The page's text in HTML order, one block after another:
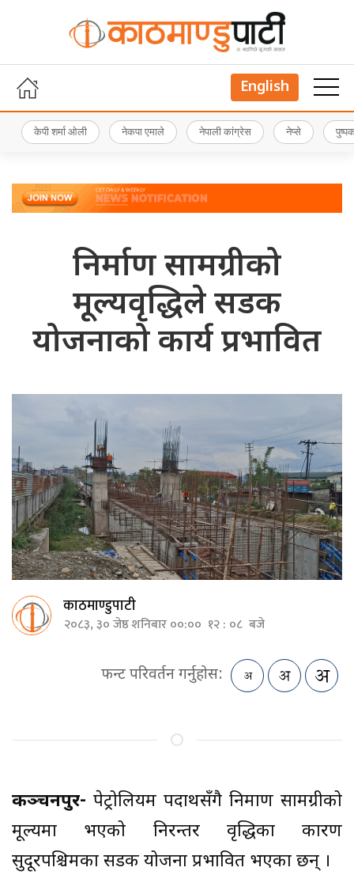
English
केपी शर्मा ओली नेकपा एमाले नेपाली कांग्रेस नेप्से
निर्माण सामग्रीको
मूल्यवृद्धिले सडक
योजनाको कार्य प्रभावित
काठमाण्डुपाटी
२०८३, ३० जेष्ठ शनिबार ००:०० १२ : ०८ बजे
फन्ट परिवर्तन गर्नुहोस:
कञ्चनपुर- पेट्रोलियम पदार्थसँगै निर्माण सामग्रीको
मूल्यमा भएको निरन्तर वृद्धिका कारण
सुदूरपश्चिमका सडक योजना प्रभावित भएका छन् ।